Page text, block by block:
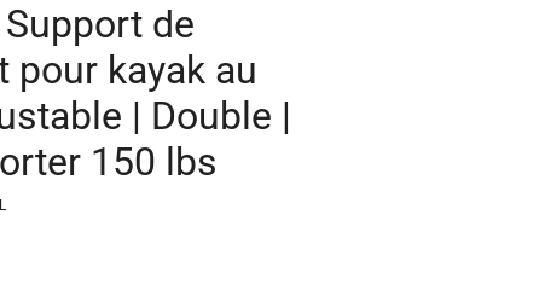
de
pour kayak au
| Double |
150 lbs